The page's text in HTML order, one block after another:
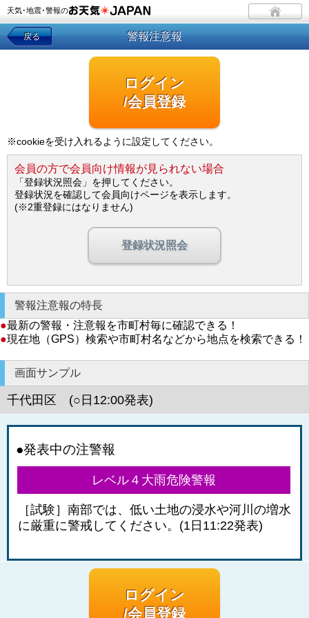
天気･地震･警報の
戻る 警報注意報
ログイン
/会員登録
※cookieを受け入れるように設定してください。
会員の方で会員向け情報が見られない場合
「登録状況照会」を押してください。
登録状況を確認して会員向けページを表示します。
(※2重登録にはなりません)
登録状況照会
警報注意報の特長
●最新の警報・注意報を市町村毎に確認できる！
●現在地（GPS）検索や市町村名などから地点を検索できる！
画面サンプル
千代田区 (○日12:00発表)
●発表中の注警報
レベル４大雨危険警報
［試験］南部では、低い土地の浸水や河川の増水
に厳重に警戒してください。(1日11:22発表)
ログイン
/会員登録